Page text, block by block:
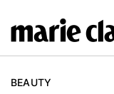
텐
BEAUTY